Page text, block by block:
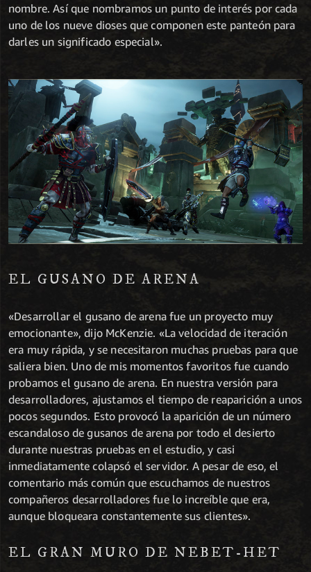
nombre. Así que nombramos un punto de interés por cada
uno de los nueve dioses que componen este panteón para
darles un significado especial».
EL GUSANO DE ARENA
«Desarrollar el gusano de arena fue un proyecto muy
emocionante», dijo McKenzie. «La velocidad de iteración
era muy rápida, y se necesitaron muchas pruebas para que
saliera bien. Uno de mis momentos favoritos fue cuando
probamos el gusano de arena. En nuestra versión para
desarrolladores, ajustamos el tiempo de reaparición a unos
pocos segundos. Esto provocó la aparición de un número
escandaloso de gusanos de arena por todo el desierto
durante nuestras pruebas en el estudio, y casi
inmediatamente colapsó el servidor. A pesar de eso, el
comentario más común que escuchamos de nuestros
compañeros desarrolladores fue lo increíble que era,
aunque bloqueara constantemente sus clientes».
EL GRAN MURO DE NEBET-HET